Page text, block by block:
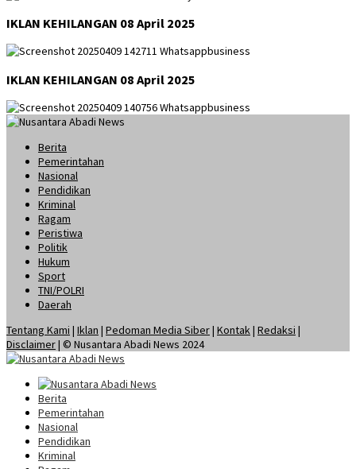
IKLAN KEHILANGAN 08 April 2025
IKLAN KEHILANGAN 08 April 2025
Berita
Pemerintahan
Nasional
Pendidikan
Kriminal
Ragam
Peristiwa
Politik
Hukum
Sport
TNI/POLRI
Daerah
Tentang Kami | Iklan | Pedoman Media Siber| Kontak| Redaksi |
Disclaimer| © Nusantara Abadi News 2024
Berita
Pemerintahan
Nasional
Pendidikan
Kriminal